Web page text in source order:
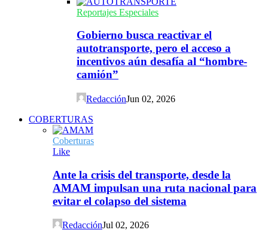
Reportajes Especiales
Gobierno busca reactivar el
autotransporte, pero el acceso a
incentivos aún desafía al “hombre-
camión”
RedacciónJun 02, 2026
COBERTURAS
Coberturas
Like
Ante la crisis del transporte, desde la
AMAM impulsan una ruta nacional para
evitar el colapso del sistema
RedacciónJul 02, 2026